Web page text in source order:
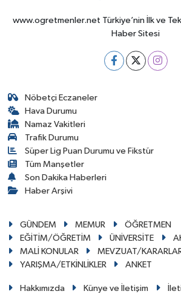
www.ogretmenler.net Türkiye’nin İlk ve Tek
Haber Sitesi
Nöbetçi Eczaneler
Hava Durumu
Namaz Vakitleri
Trafik Durumu
Süper Lig Puan Durumu ve Fikstür
Tüm Manşetler
Son Dakika Haberleri
Haber Arşivi
GÜNDEM MEMUR
ÖĞRETMEN
EĞİTİM/ÖĞRETİM
ÜNİVERSİTE
MALİ KONULAR
MEVZUAT/
YARIŞMA/ETKİNLİKLER
ANKET
Hakkımızda Künye ve İletişim